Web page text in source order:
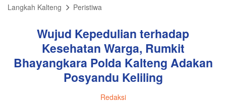
Langkah Kalteng
Peristiwa
Wujud Kepedulian terhadap
Kesehatan Warga, Rumkit
Bhayangkara Polda Kalteng Adakan
Posyandu Keliling
Redaksi